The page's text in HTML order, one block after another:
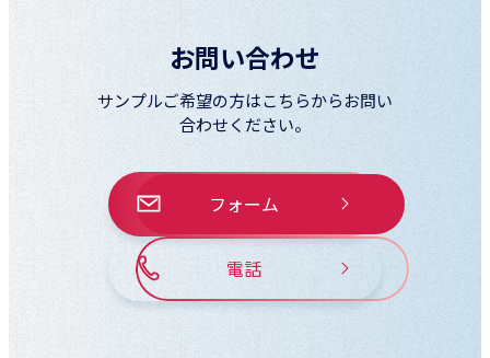
お問い合わせ
サンプルご希望の方はこちらからお問い
合わせください。
フォーム
電話